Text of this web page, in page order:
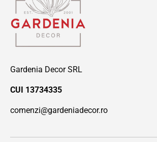
Gardenia Decor SRL
CUI 13734335
comenzi@gardeniadecor.ro